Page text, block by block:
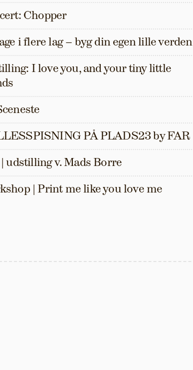
Chopper
i flere lag – byg din egen lille verden
I love you, and your tiny little
PÅ PLADS23 by FAR
udstilling v. Mads Borre
| Print me like you love me